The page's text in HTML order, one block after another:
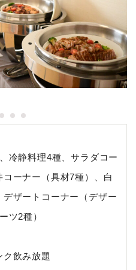
冷静料理4種、サラダコー
コーナー（具材7種）、白
デザートコーナー（デザー
ツ2種）
ク飲み放題